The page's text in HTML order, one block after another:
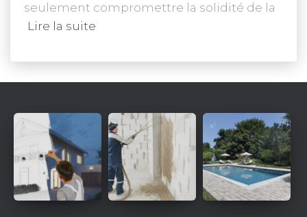
seulement compromettre la solidité de la
Lire la suite